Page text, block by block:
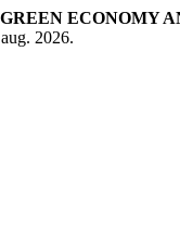
GREEN ECONOMY
2026.